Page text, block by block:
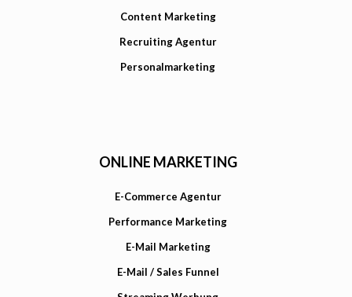
Content Marketing
Recruiting Agentur
Personalmarketing
ONLINE MARKETING
E-Commerce Agentur
Performance Marketing
E-Mail Marketing
E-Mail / Sales Funnel